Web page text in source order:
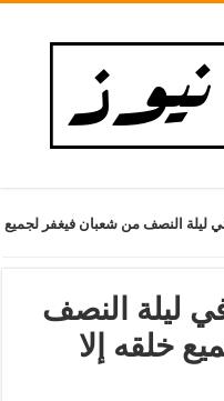
ليلة النصف من شعبان فيغفر لجميع
ليلة النصف
خلقه إلا